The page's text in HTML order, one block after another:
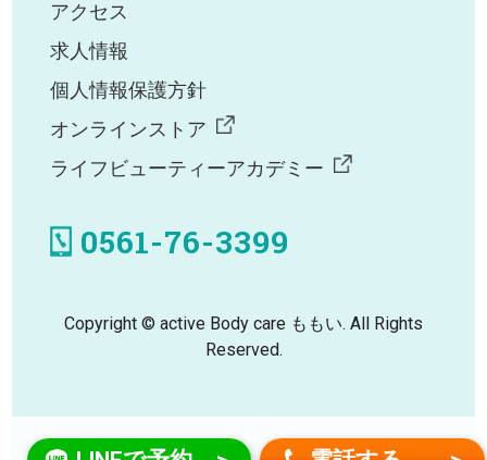
アクセス
求人情報
個人情報保護方針
オンラインストア
ライフビューティーアカデミー
0561-76-3399
Copyright © active Body care ももい. All Rights
Reserved.